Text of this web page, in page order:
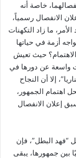
خاصة أنه
الانفصال رسمياً،
ما زاد التكهنات
أزمة في حياتها
الاهتمام؟ حيث تعيش
واسعة عن دورها في
إلا أن النجاح
اهتمام الجمهور،
إعلان الانفصال
“فهد البطل”، فإن
بين جمهورها، يبقى